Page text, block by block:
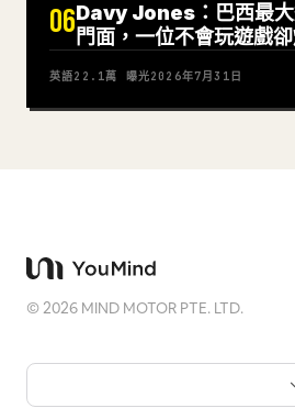
06Davy Jones：巴西最大
門面，一位不會玩遊戲
英語22.1萬 曝光2026年7月31日
©2026 MIND MOTOR PTE. LTD.